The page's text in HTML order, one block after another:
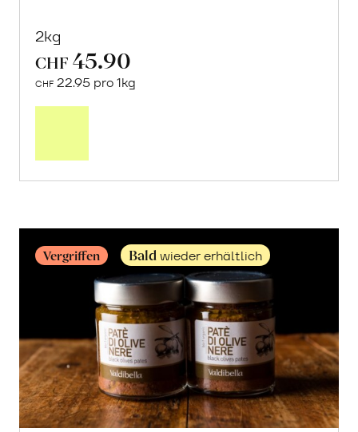
2kg
CHF 45.90
CHF 22.95 pro 1kg
Maracujas
Vergriffen Bald wieder erhältlich